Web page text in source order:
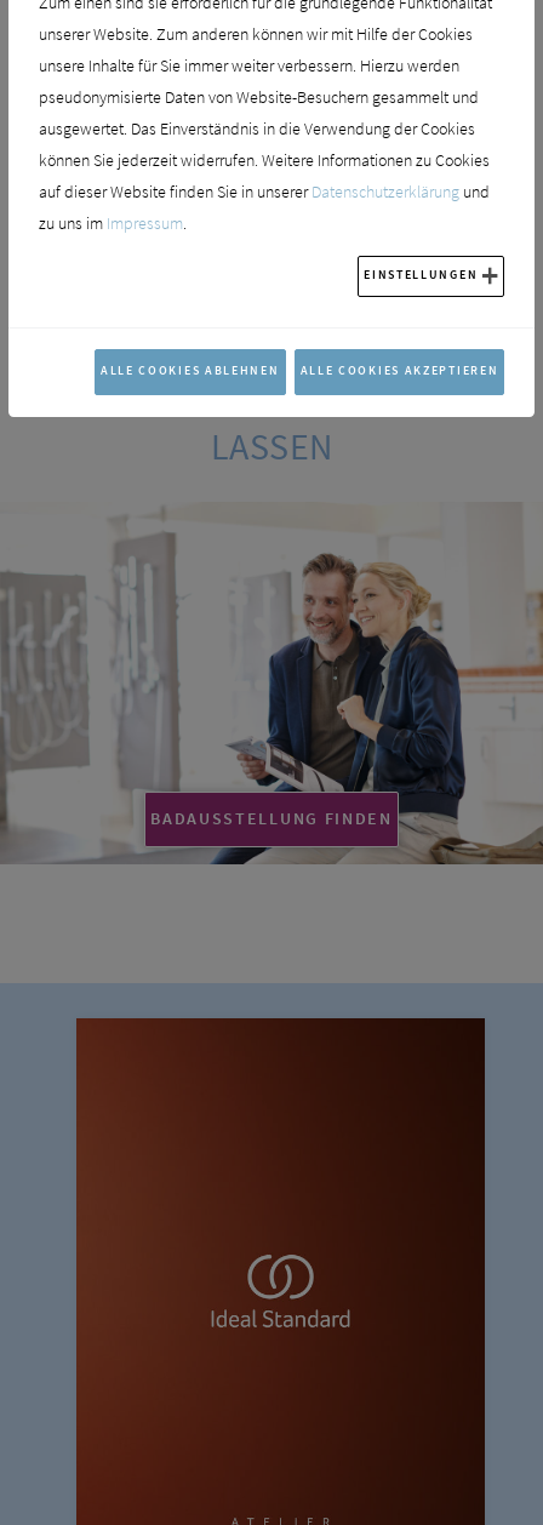
einer Farbpalette ergänzen, erhältlich. Einige dieser Farben gehen auf
Schiefergrau, Kaschmir oder Granatapfel gewählt werden.
Die perfekte Verbindung von ästhetischen Details und fortschrittlichen
Fertigungstechnologien macht Conca zur perfekten Waschtischlösung in
jedem Bad und sorgt für einen Grad funktionaler und stilistischer Klarheit,
IN IHRER BADAUSSTELLUNG
PROFESSIONELL BERATEN
LASSEN
BADAUSSTELLUNG FINDEN
unserer Website. Zum anderen können wir mit Hilfe der Cookies
unsere Inhalte für Sie immer weiter verbessern. Hierzu werden
pseudonymisierte Daten von Website-Besuchern gesammelt und
ausgewertet. Das Einverständnis in die Verwendung der Cookies
können Sie jederzeit widerrufen. Weitere Informationen zu Cookies
auf dieser Website finden Sie in unsererDatenschutzerklärungund
zu uns im Impressum.
EINSTELLUNGEN
ALLE COOKIES ABLEHNEN ALLE COOKIES AKZEPTIEREN